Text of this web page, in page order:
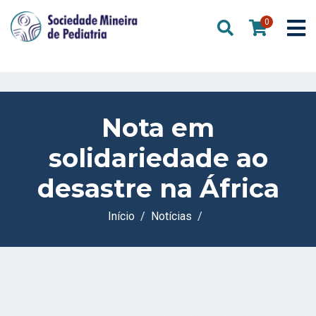
0
Nota em
solidariedade ao
desastre na África
Início Notícias